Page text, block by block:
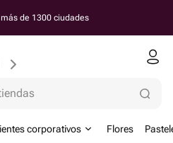
de 1300 ciudades
corporativos Flores